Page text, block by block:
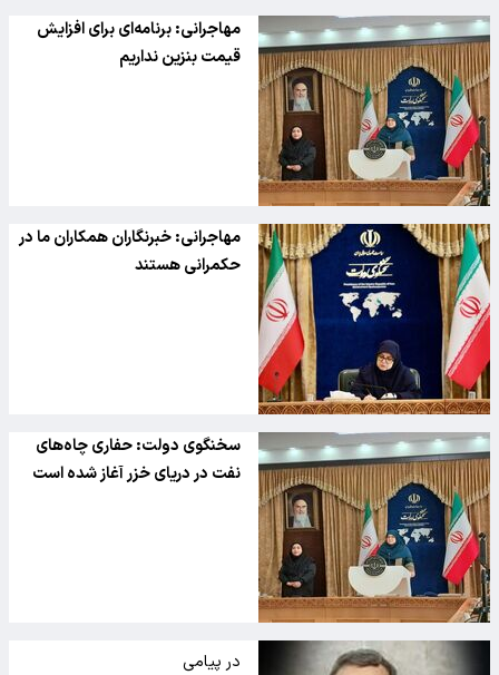
مهاجرانی: برنامه‌ای برای افزایش
قیمت بنزین نداریم
مهاجرانی: خبرنگاران همکاران ما در
حکمرانی هستند
سخنگوی دولت: حفاری چاه‌های
نفت در دریای خزر آغاز شده است
در پیامی